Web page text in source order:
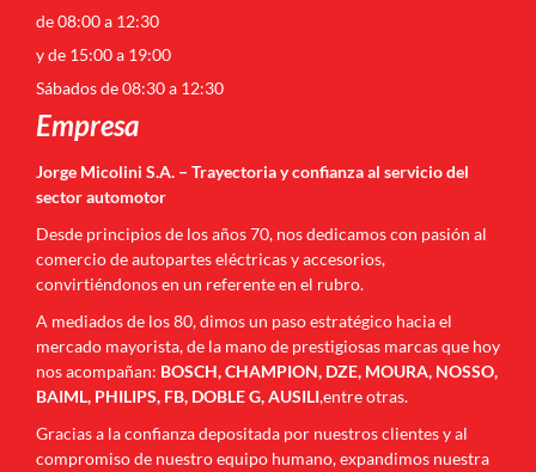
de 08:00 a 12:30
y de 15:00 a 19:00
Sábados de 08:30 a 12:30
Empresa
Jorge Micolini S.A. – Trayectoria y confianza al servicio del
sector automotor
Desde principios de los años 70, nos dedicamos con pasión al
comercio de autopartes eléctricas y accesorios,
convirtiéndonos en un referente en el rubro.
A mediados de los 80, dimos un paso estratégico hacia el
mercado mayorista, de la mano de prestigiosas marcas que hoy
nos acompañan: BOSCH, CHAMPION, DZE, MOURA, NOSSO,
BAIML, PHILIPS, FB, DOBLE G, AUSILI,entre otras.
Gracias a la confianza depositada por nuestros clientes y al
compromiso de nuestro equipo humano, expandimos nuestra